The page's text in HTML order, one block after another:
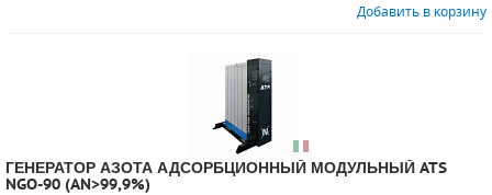
Добавить в корзину
ГЕНЕРАТОР АЗОТА АДСОРБЦИОННЫЙ МОДУЛЬНЫЙ ATS
NGO-90 (AN>99,9%)